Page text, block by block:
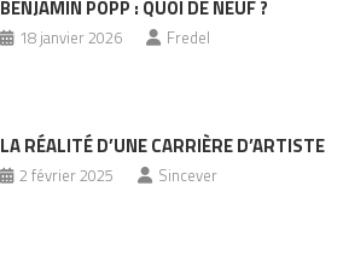
BENJAMIN POPP : QUOI DE NEUF ?
18 janvier 2026 Fredel
LA RÉALITÉ D’UNE CARRIÈRE D’ARTISTE
2 février 2025 Sincever